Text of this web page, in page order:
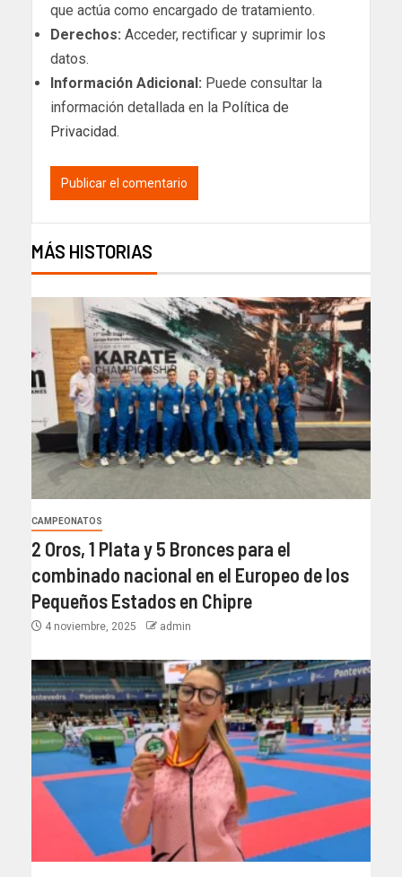
que actúa como encargado de tratamiento.
Derechos: Acceder, rectificar y suprimir los
datos.
Información Adicional: Puede consultar la
información detallada en la Política de
Privacidad.
MÁS HISTORIAS
CAMPEONATOS
2 Oros, 1 Plata y 5 Bronces para el
combinado nacional en el Europeo de los
Pequeños Estados en Chipre
4 noviembre, 2025 admin